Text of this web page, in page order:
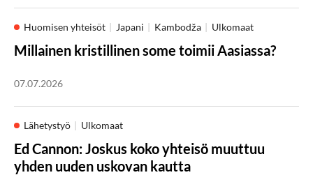
Huomisen yhteisöt Japani Kambodža Ulkomaat
Millainen kristillinen some toimii Aasiassa?
07.07.2026
Lähetystyö Ulkomaat
Ed Cannon: Joskus koko yhteisö muuttuu
yhden uuden uskovan kautta